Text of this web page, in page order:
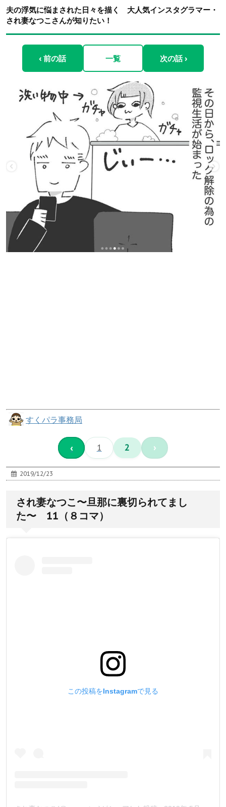
夫の浮気に悩まされた日々を描く 大人気インスタグラマー・
され妻なつこさんが知りたい！
‹ 前の話 一覧 次の話 ›
すくパラ事務局
‹ 1 2 ›
2019/12/23
され妻なつこ〜旦那に裏切られてまし
た〜 11（８コマ）
この投稿をInstagramで見る